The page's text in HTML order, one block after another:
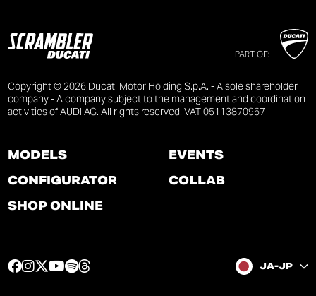
PART OF:
Copyright © 2026 Ducati Motor Holding S.p.A. - A sole shareholder
company - A company subject to the management and coordination
activities of AUDI AG. All rights reserved. VAT 05113870967
MODELS
CONFIGURATOR
SHOP ONLINE
EVENTS
COLLAB
F I T Y S JA-JP